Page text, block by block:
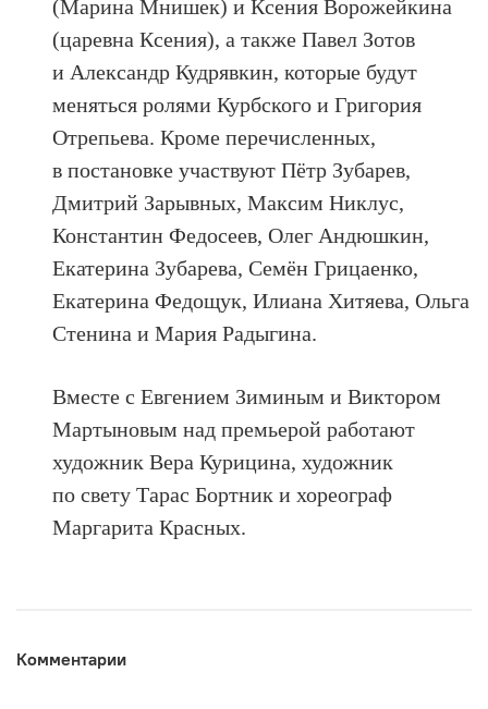
(Марина Мнишек) и Ксения Ворожейкина
(царевна Ксения), а также Павел Зотов
и Александр Кудрявкин, которые будут
меняться ролями Курбского и Григория
Отрепьева. Кроме перечисленных,
в постановке участвуют Пётр Зубарев,
Дмитрий Зарывных, Максим Никлус,
Константин Федосеев, Олег Андюшкин,
Екатерина Зубарева, Семён Грицаенко,
Екатерина Федощук, Илиана Хитяева, Ольга
Стенина и Мария Радыгина.
Вместе с Евгением Зиминым и Виктором
Мартыновым над премьерой работают
художник Вера Курицина, художник
по свету Тарас Бортник и хореограф
Маргарита Красных.
Комментарии